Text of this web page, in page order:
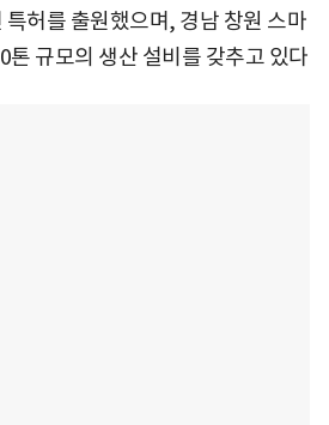
허를 출원했으며, 경남 창원 스마
규모의 생산 설비를 갖추고 있다